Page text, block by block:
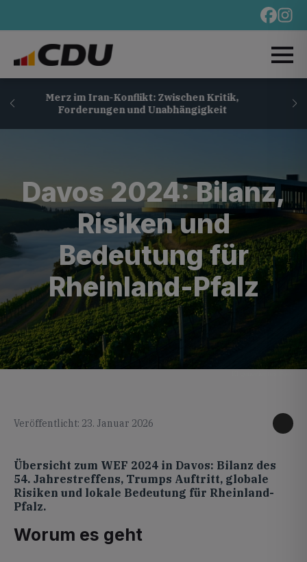
im Iran-Konflikt: Zwischen Kritik,
und Unabhängigkeit
Drohnenkrieg
Aktuelle
Davos 2024: Bilanz,
Risiken und
Bedeutung für
Rheinland-Pfalz
Veröffentlicht: 23. Januar 2026
Übersicht zum WEF 2024 in Davos: Bilanz des
54. Jahrestreffens, Trumps Auftritt, globale
Risiken und lokale Bedeutung für Rheinland-
Pfalz.
Worum es geht